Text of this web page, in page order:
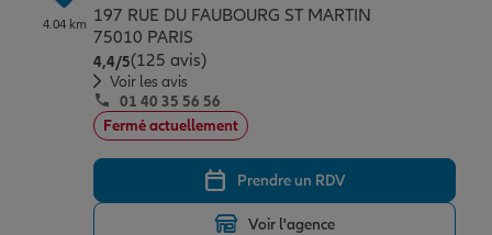
4.04 km 197 RUE DU FAUBOURG ST MARTIN
75010 PARIS
4,4/5Note de 4.4 sur 5
(125 avis)
Voir les avis
01 40 35 56 56
Fermé actuellement
Prendre un RDV
Voir l'agence